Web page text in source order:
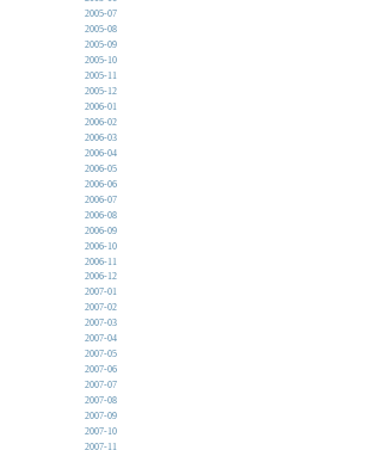
2005-07
2005-08
2005-09
2005-10
2005-11
2005-12
2006-01
2006-02
2006-03
2006-04
2006-05
2006-06
2006-07
2006-08
2006-09
2006-10
2006-11
2006-12
2007-01
2007-02
2007-03
2007-04
2007-05
2007-06
2007-07
2007-08
2007-09
2007-10
2007-11